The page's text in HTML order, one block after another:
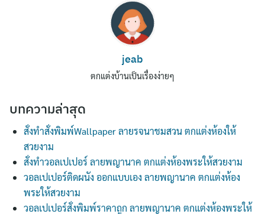
jeab
ตกแต่งบ้านเป็นเรื่องง่ายๆ
บทความล่าสุด
สั่งทำสั่งพิมพ์Wallpaper ลายรจนาชมสวน ตกแต่งห้องให้
สวยงาม
สั่งทำวอลเปเปอร์ ลายพญานาค ตกแต่งห้องพระให้สวยงาม
วอลเปเปอร์ติดผนัง ออกแบบเอง ลายพญานาค ตกแต่งห้อง
พระให้สวยงาม
วอลเปเปอร์สั่งพิมพ์ราคาถูก ลายพญานาค ตกแต่งห้องพระให้